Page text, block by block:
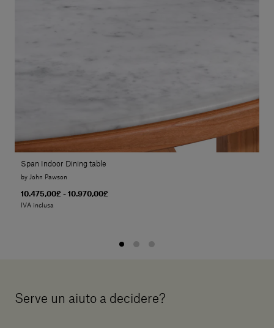
Span Indoor Dining table
by John Pawson
10.475,00£ - 10.970,00£
IVA inclusa
Serve un aiuto a decidere?